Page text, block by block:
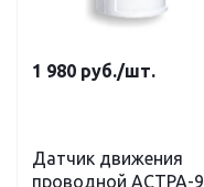
1 980 руб./шт.
Датчик движения
проводной АСТРА-9